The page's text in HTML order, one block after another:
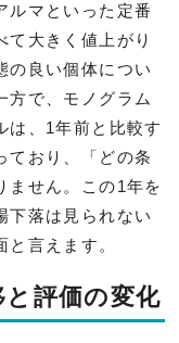
ルマといった定番
て大きく値上がり
の良い個体につい
方で、モノグラム
は、1年前と比較す
ており、「どの条
ません。この1年を
下落は見られない
言えます。
評価の変化